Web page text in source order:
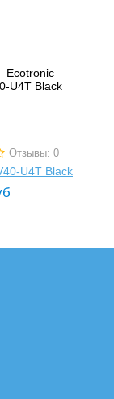
Отзывы: 0
U4T Black